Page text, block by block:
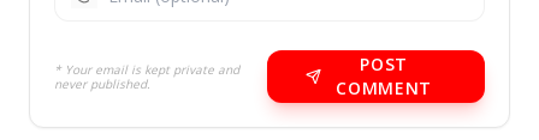
* Your email is kept private and
never published.
POST
COMMENT